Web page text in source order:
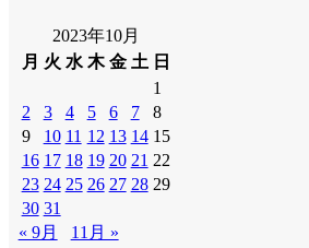
2023年10月
月 火 水 木 金 土 日
1
2
3 4 5 6 7
8
9
10 11 12 13 14 15
16 17 18 19 20 21 22
23 24 25 26 27 28 29
30 31
« 9月
11月 »